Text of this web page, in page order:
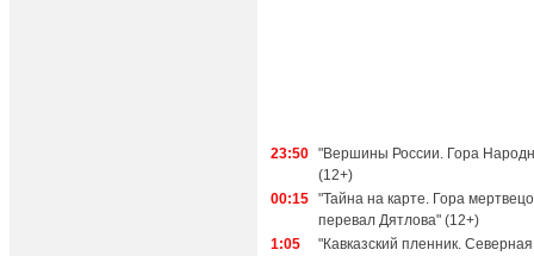
23:50 "Вершины России. Гора
(12+)
00:15 "Тайна на карте. Гора
перевал Дятлова" (12+)
1:05
"Кавказский пленник. Северная